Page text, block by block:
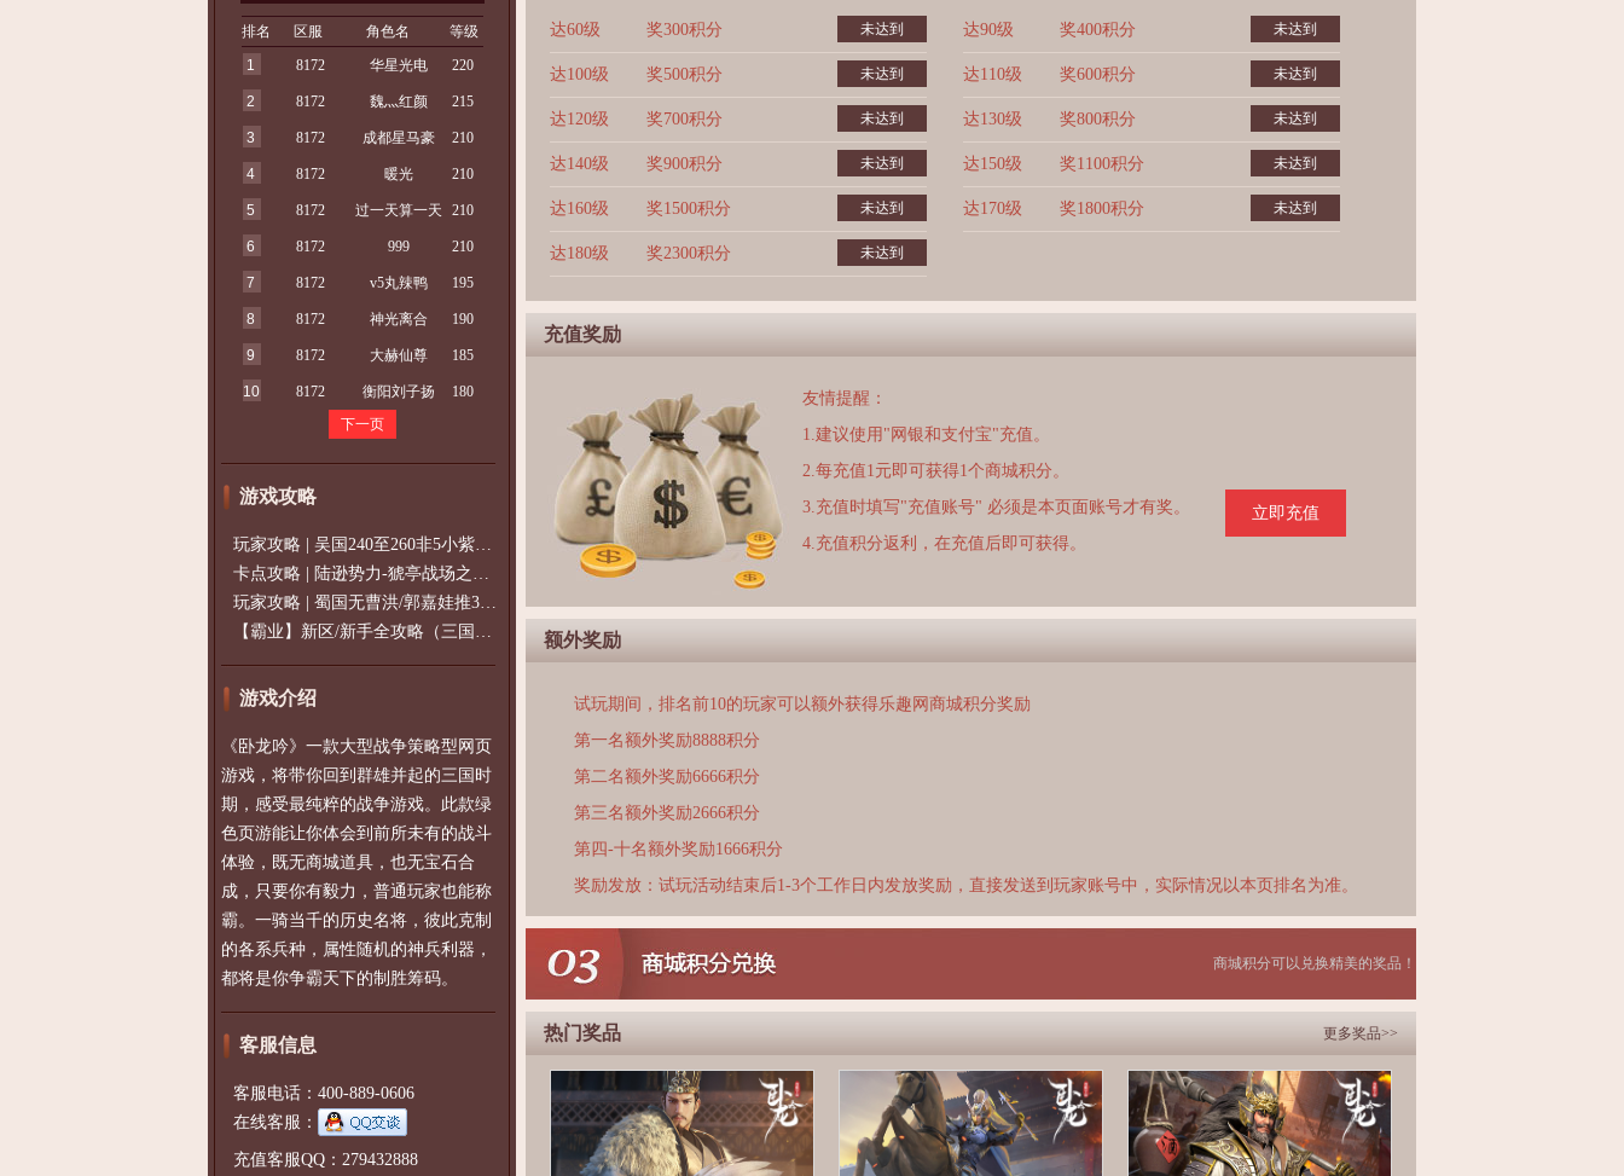
排名 区服 角色名
等级
1
8172 华星光电 220
2 8172 魏灬红颜 215
3 8172 成都星马豪 210
4 8172 暖光 210
5 8172 过一天算一天 210
6 8172 999 210
7 8172 v5丸辣鸭 195
8 8172 神光离合 190
9 8172 大赫仙尊 185
10 8172 衡阳刘子扬
180
下一页
游戏攻略
玩家攻略 | 吴国240至260非5小紫过策免
卡点攻略 | 陆逊势力-猇亭战场之陆逊
玩家攻略 | 蜀国无曹洪/郭嘉娃推375级，
【霸业】新区/新手全攻略（三国通用）2
游戏介绍
《卧龙吟》一款大型战争策略型网页
游戏，将带你回到群雄并起的三国时
期，感受最纯粹的战争游戏。此款绿
色页游能让你体会到前所未有的战斗
体验，既无商城道具，也无宝石合
成，只要你有毅力，普通玩家也能称
霸。一骑当千的历史名将，彼此克制
的各系兵种，属性随机的神兵利器，
都将是你争霸天下的制胜筹码。
客服信息
客服电话：400-889-0606
在线客服：
充值客服QQ：279432888
达60级 奖300积分 未达到 达90级 奖400积分 未达到
达100级 奖500积分 未达到 达110级 奖600积分 未达到
达120级 奖700积分 未达到 达130级 奖800积分 未达到
达140级 奖900积分 未达到 达150级 奖1100积分 未达到
达160级 奖1500积分 未达到 达170级 奖1800积分 未达到
达180级 奖2300积分 未达到
充值奖励
友情提醒：
1.建议使用"网银和支付宝"充值。
2.每充值1元即可获得1个商城积分。
3.充值时填写"充值账号" 必须是本页面账号才有奖。
4.充值积分返利，在充值后即可获得。
立即充值
额外奖励
试玩期间，排名前10的玩家可以额外获得乐趣网商城积分奖励
第一名额外奖励8888积分
第二名额外奖励6666积分
第三名额外奖励2666积分
第四-十名额外奖励1666积分
奖励发放：试玩活动结束后1-3个工作日内发放奖励，直接发送到玩家账号中，实际情况以本页排名为准。
商城积分可以兑换精美的奖品！
热门奖品 更多奖品>>